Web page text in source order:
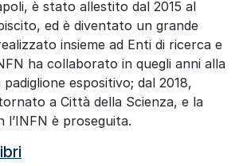
è stato allestito dal 2015 al
ed è diventato un grande
insieme ad Enti di ricerca e
ha collaborato in quegli anni alla
espositivo; dal 2018,
a Città della Scienza, e la
l’INFN è proseguita.